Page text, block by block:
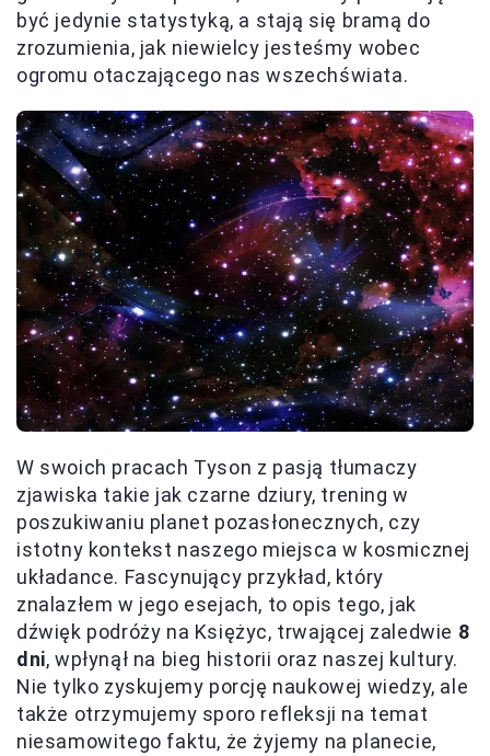
być jedynie statystyką, a stają się bramą do
zrozumienia, jak niewielcy jesteśmy wobec
ogromu otaczającego nas wszechświata.
W swoich pracach Tyson z pasją tłumaczy
zjawiska takie jak czarne dziury, trening w
poszukiwaniu planet pozasłonecznych, czy
istotny kontekst naszego miejsca w kosmicznej
układance. Fascynujący przykład, który
znalazłem w jego esejach, to opis tego, jak
dźwięk podróży na Księżyc, trwającej zaledwie 8
dni, wpłynął na bieg historii oraz naszej kultury.
Nie tylko zyskujemy porcję naukowej wiedzy, ale
także otrzymujemy sporo refleksji na temat
niesamowitego faktu, że żyjemy na planecie,